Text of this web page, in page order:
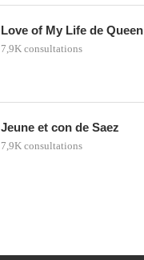
Love of My Life de Queen
7,9K consultations
Jeune et con de Saez
7,9K consultations